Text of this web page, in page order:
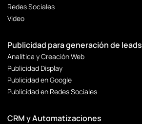
Redes Sociales
Video
Publicidad para generación de leads
Analítica y Creación Web
Publicidad Display
Publicidad en Google
Publicidad en Redes Sociales
CRM y Automatizaciones